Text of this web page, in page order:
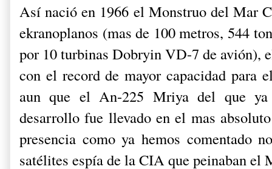
Así nació en 1966 el Monstruo del Mar
ekranoplanos (mas de 100 metros, 544
por 10 turbinas Dobryin VD-7 de avión),
con el record de mayor capacidad para
aun que el An-225 Mriya del que
desarrollo fue llevado en el mas
presencia como ya hemos comentado
satélites espía de la CIA que peinaban el